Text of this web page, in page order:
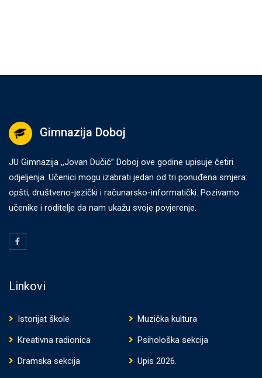
Gimnazija Doboj
JU Gimnazija ,,Jovan Dučić” Doboj ove godine upisuje četiri
odjeljenja. Učenici mogu izabrati jedan od tri ponuđena smjera:
opšti, društveno-jezički i računarsko-informatički. Pozivamo
učenike i roditelje da nam ukažu svoje povjerenje.
Linkovi
Istorijat škole
Muzička kultura
Kreativna radionica
Psihološka sekcija
Dramska sekcija
Upis 2026.